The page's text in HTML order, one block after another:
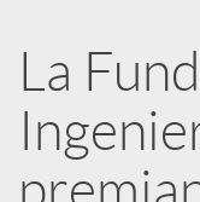
n
R
La